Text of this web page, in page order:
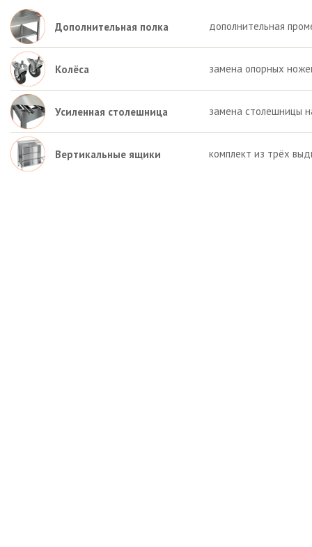
Дополнительная полка дополнительная
Колёса замена опорных
Усиленная столешница замена столешницы
Вертикальные ящики комплект из трёх